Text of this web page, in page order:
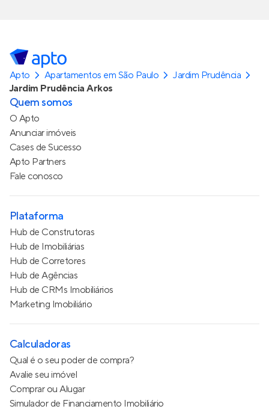
Apto Apartamentos em São Paulo
Jardim Prudência
Jardim Prudência Arkos
Quem somos
O Apto
Anunciar imóveis
Cases de Sucesso
Apto Partners
Fale conosco
Plataforma
Hub de Construtoras
Hub de Imobiliárias
Hub de Corretores
Hub de Agências
Hub de CRMs Imobiliários
Marketing Imobiliário
Calculadoras
Qual é o seu poder de compra?
Avalie seu imóvel
Comprar ou Alugar
Simulador de Financiamento Imobiliário